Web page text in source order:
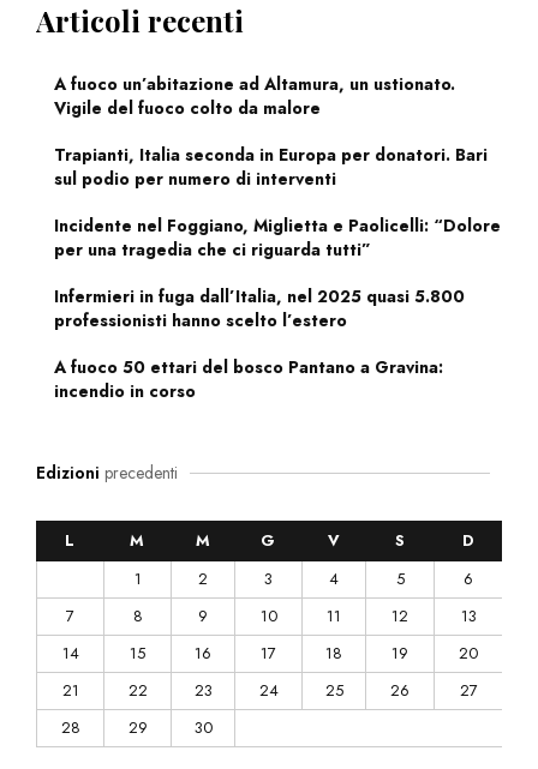
Articoli recenti
A fuoco un’abitazione ad Altamura, un ustionato.
Vigile del fuoco colto da malore
Trapianti, Italia seconda in Europa per donatori. Bari
sul podio per numero di interventi
Incidente nel Foggiano, Miglietta e Paolicelli: “Dolore
per una tragedia che ci riguarda tutti”
Infermieri in fuga dall’Italia, nel 2025 quasi 5.800
professionisti hanno scelto l’estero
A fuoco 50 ettari del bosco Pantano a Gravina:
incendio in corso
Edizioni precedenti
L M M G V S
D
1
2 3 4 5
6
7
8 9 10 11 12
13
14
15 16 17 18 19
20
21
22 23 24 25 26
27
28
29 30